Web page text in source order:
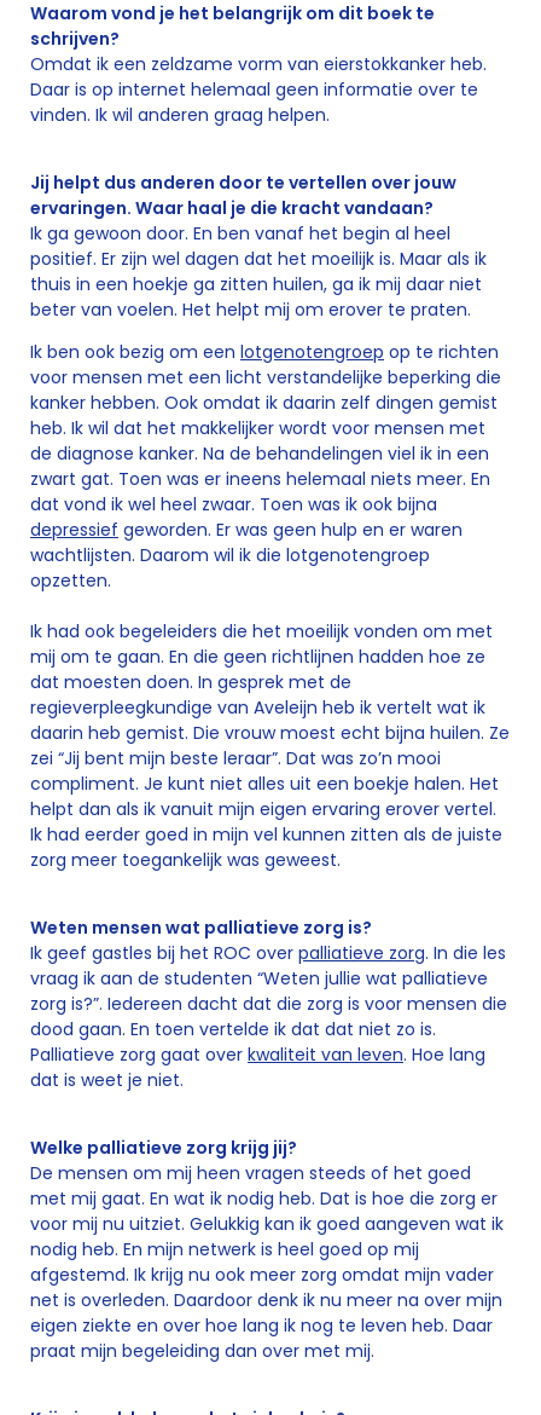
Waarom vond je het belangrijk om dit boek te
schrijven?
Omdat ik een zeldzame vorm van eierstokkanker heb.
Daar is op internet helemaal geen informatie over te
vinden. Ik wil anderen graag helpen.
Jij helpt dus anderen door te vertellen over jouw
ervaringen. Waar haal je die kracht vandaan?
Ik ga gewoon door. En ben vanaf het begin al heel
positief. Er zijn wel dagen dat het moeilijk is. Maar als ik
thuis in een hoekje ga zitten huilen, ga ik mij daar niet
beter van voelen. Het helpt mij om erover te praten.
Ik ben ook bezig om een lotgenotengroep op te richten
voor mensen met een licht verstandelijke beperking die
kanker hebben. Ook omdat ik daarin zelf dingen gemist
heb. Ik wil dat het makkelijker wordt voor mensen met
de diagnose kanker. Na de behandelingen viel ik in een
zwart gat. Toen was er ineens helemaal niets meer. En
dat vond ik wel heel zwaar. Toen was ik ook bijna
depressief geworden. Er was geen hulp en er waren
wachtlijsten. Daarom wil ik die lotgenotengroep
opzetten.
Ik had ook begeleiders die het moeilijk vonden om met
mij om te gaan. En die geen richtlijnen hadden hoe ze
dat moesten doen. In gesprek met de
regieverpleegkundige van Aveleijn heb ik vertelt wat ik
daarin heb gemist. Die vrouw moest echt bijna huilen. Ze
zei “Jij bent mijn beste leraar”. Dat was zo’n mooi
compliment. Je kunt niet alles uit een boekje halen. Het
helpt dan als ik vanuit mijn eigen ervaring erover vertel.
Ik had eerder goed in mijn vel kunnen zitten als de juiste
zorg meer toegankelijk was geweest.
Weten mensen wat palliatieve zorg is?
Ik geef gastles bij het ROC over palliatieve zorg. In die les
vraag ik aan de studenten “Weten jullie wat palliatieve
zorg is?”. Iedereen dacht dat die zorg is voor mensen die
dood gaan. En toen vertelde ik dat dat niet zo is.
Palliatieve zorg gaat over kwaliteit van leven. Hoe lang
dat is weet je niet.
Welke palliatieve zorg krijg jij?
De mensen om mij heen vragen steeds of het goed
met mij gaat. En wat ik nodig heb. Dat is hoe die zorg er
voor mij nu uitziet. Gelukkig kan ik goed aangeven wat ik
nodig heb. En mijn netwerk is heel goed op mij
afgestemd. Ik krijg nu ook meer zorg omdat mijn vader
net is overleden. Daardoor denk ik nu meer na over mijn
eigen ziekte en over hoe lang ik nog te leven heb. Daar
praat mijn begeleiding dan over met mij.